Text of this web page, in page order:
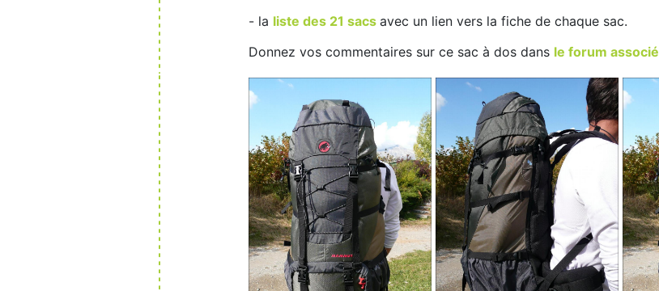
- la liste des 21 sacs avec un lien vers la fiche de chaque sac.
Donnez vos commentaires sur ce sac à dos dans le forum associé